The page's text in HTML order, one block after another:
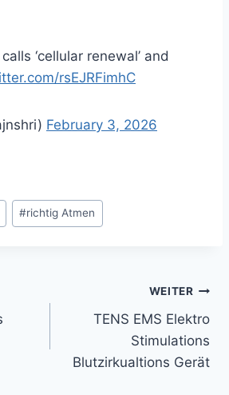
‘cellular renewal’ and
rsEJRFimhC
February 3, 2026
#richtig Atmen
WEITER
TENS EMS Elektro
Stimulations
Blutzirkualtions Gerät